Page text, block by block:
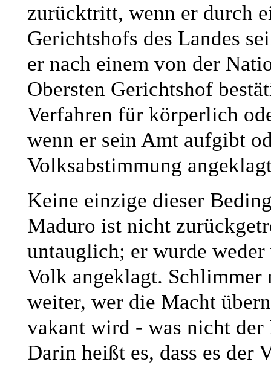
zurücktritt, wenn er durch
Gerichtshofs des Landes
er nach einem von der
Obersten Gerichtshof
Verfahren für körperlich
wenn er sein Amt aufgibt
Volksabstimmung
Keine einzige dieser
Maduro ist nicht
untauglich; er wurde
Volk angeklagt.
weiter, wer die Macht
vakant wird - was nicht der
Darin heißt es, dass es der